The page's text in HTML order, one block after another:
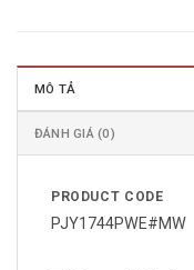
MÔ TẢ
ĐÁNH GIÁ (0)
PRODUCT CODE
PJY1744PWE#MW